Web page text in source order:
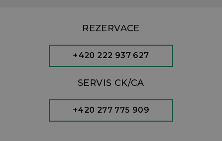
REZERVACE
+420 222 937 627
SERVIS CK/CA
+420 277 775 909